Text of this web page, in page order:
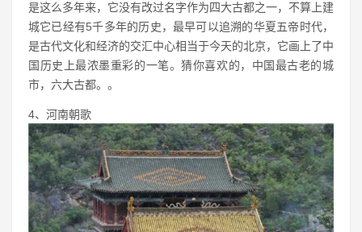
是这么多年来，它没有改过名字作为四大古都之一，不算上建
城它已经有5千多年的历史，最早可以追溯的华夏五帝时代，
是古代文化和经济的交汇中心相当于今天的北京，它画上了中
国历史上最浓墨重彩的一笔。猜你喜欢的，中国最古老的城
市，六大古都。。
4、河南朝歌